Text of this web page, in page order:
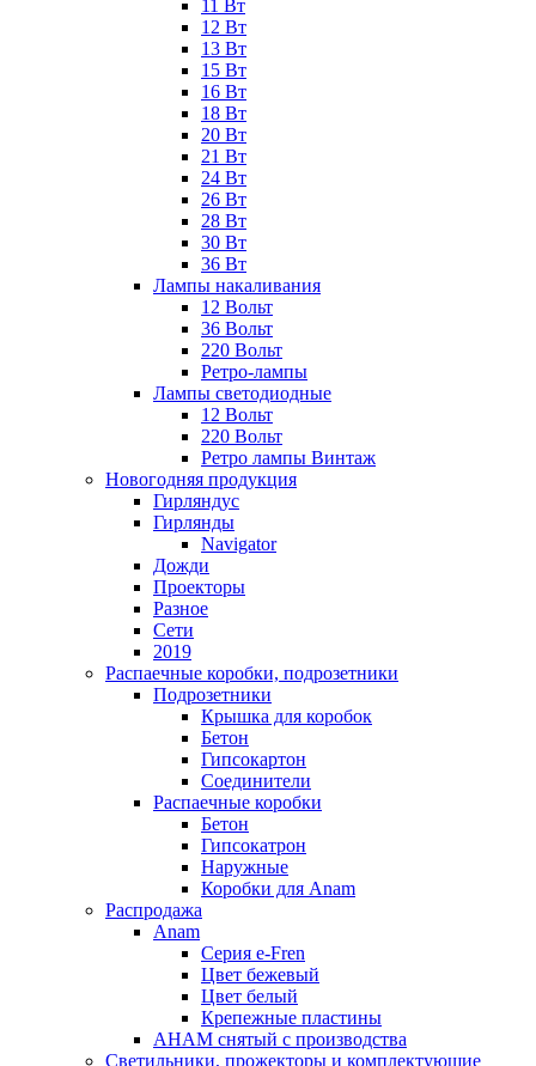
11 Вт
12 Вт
13 Вт
15 Вт
16 Вт
18 Вт
20 Вт
21 Вт
24 Вт
26 Вт
28 Вт
30 Вт
36 Вт
Лампы накаливания
12 Вольт
36 Вольт
220 Вольт
Ретро-лампы
Лампы светодиодные
12 Вольт
220 Вольт
Ретро лампы Винтаж
Новогодняя продукция
Гирляндус
Гирлянды
Navigator
Дожди
Проекторы
Разное
Сети
2019
Распаечные коробки, подрозетники
Подрозетники
Крышка для коробок
Бетон
Гипсокартон
Соединители
Распаечные коробки
Бетон
Гипсокатрон
Наружные
Коробки для Anam
Распродажа
Anam
Серия e-Fren
Цвет бежевый
Цвет белый
Крепежные пластины
AHAM снятый с производства
Светильники, прожекторы и комплектующие